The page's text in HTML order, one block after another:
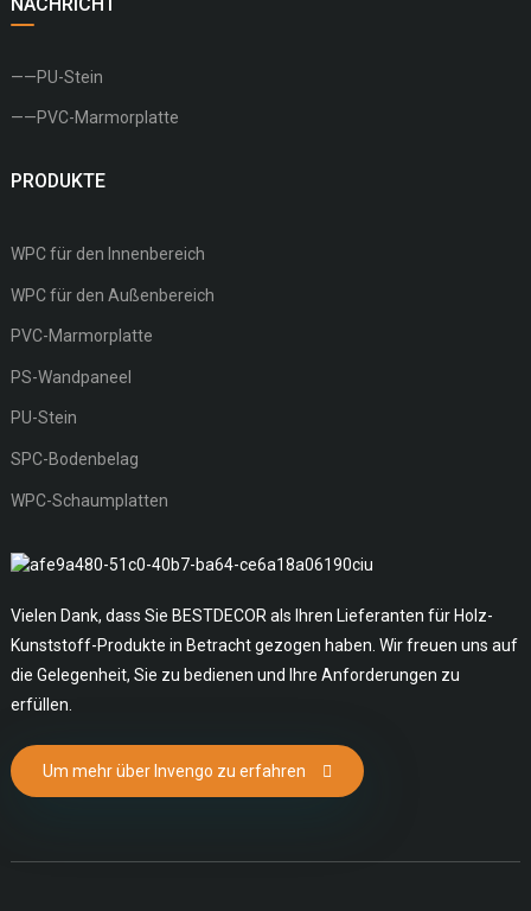
——PU-Stein
——PVC-Marmorplatte
PRODUKTE
WPC für den Innenbereich
WPC für den Außenbereich
PVC-Marmorplatte
PS-Wandpaneel
PU-Stein
SPC-Bodenbelag
WPC-Schaumplatten
Vielen Dank, dass Sie BESTDECOR als Ihren Lieferanten für Holz-
Kunststoff-Produkte in Betracht gezogen haben. Wir freuen uns auf
die Gelegenheit, Sie zu bedienen und Ihre Anforderungen zu
erfüllen.
Um mehr über Invengo zu erfahren